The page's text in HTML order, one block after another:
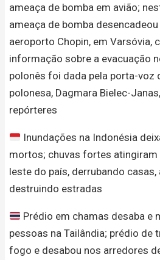
ameaça de bomba em avião;
ameaça de bomba
aeroporto Chopin, em Varsóvia,
informação sobre a evacuação
polonês foi dada pela porta-voz
polonesa, Dagmara Bielec-
repórteres
Inundações na Indonésia
mortos; chuvas fortes atingiram
leste do país, derrubando
destruindo estradas
Prédio em chamas desaba e
pessoas na Tailândia; prédio de
fogo e desabou nos arredores